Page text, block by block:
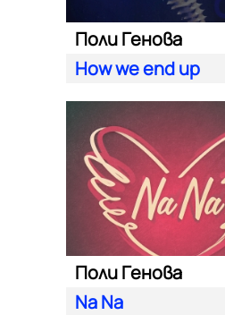
Поли Генова
How we end up
Поли Генова
Na Na